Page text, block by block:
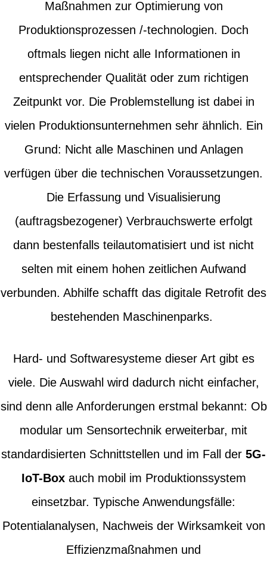
Maßnahmen zur Optimierung von
Produktionsprozessen /-technologien. Doch
oftmals liegen nicht alle Informationen in
entsprechender Qualität oder zum richtigen
Zeitpunkt vor. Die Problemstellung ist dabei in
vielen Produktionsunternehmen sehr ähnlich. Ein
Grund: Nicht alle Maschinen und Anlagen
verfügen über die technischen Voraussetzungen.
Die Erfassung und Visualisierung
(auftragsbezogener) Verbrauchswerte erfolgt
dann bestenfalls teilautomatisiert und ist nicht
selten mit einem hohen zeitlichen Aufwand
verbunden. Abhilfe schafft das digitale Retrofit des
bestehenden Maschinenparks.
Hard- und Softwaresysteme dieser Art gibt es
viele. Die Auswahl wird dadurch nicht einfacher,
sind denn alle Anforderungen erstmal bekannt: Ob
modular um Sensortechnik erweiterbar, mit
standardisierten Schnittstellen und im Fall der 5G-
IoT-Boxauch mobil im Produktionssystem
einsetzbar. Typische Anwendungsfälle:
Potentialanalysen, Nachweis der Wirksamkeit von
Effizienzmaßnahmen und